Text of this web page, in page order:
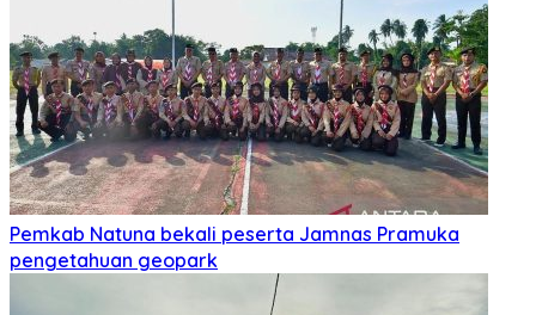
Pemkab Natuna bekali peserta Jamnas Pramuka
pengetahuan geopark